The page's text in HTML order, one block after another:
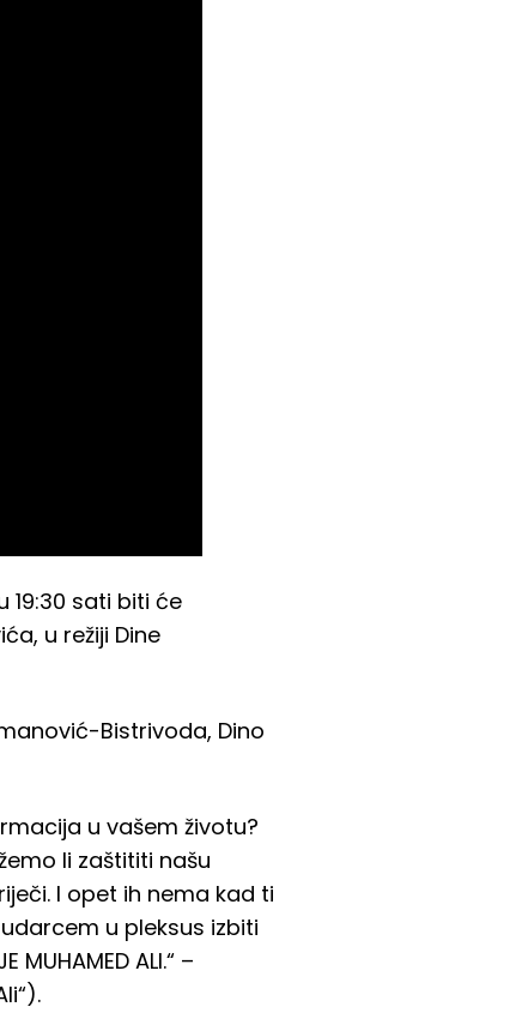
sati biti će
u režiji Dine
Bistrivoda, Dino
u vašem životu?
li zaštititi našu
I opet ih nema kad ti
u pleksus izbiti
ALI.“ –